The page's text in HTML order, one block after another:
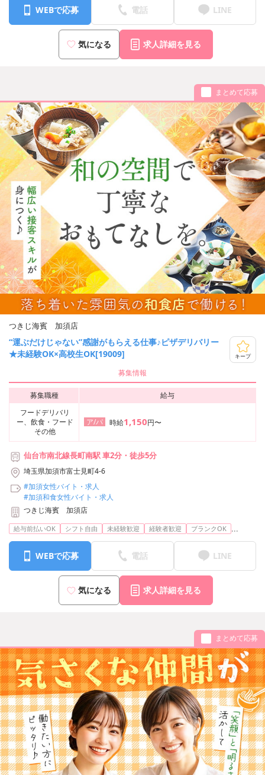
WEBで応募 電話 LINE
気になる 求人詳細を見る
まとめて応募
つきじ海賓 加須店
“運ぶだけじゃない”感謝がもらえる仕事♪ピザデリバリー
★未経験OK×高校生OK[19009]
キープ
募集情報
募集職種
給与
フードデリバリ
ー、飲食・フード
その他
ア/パ 時給1,150円〜
仙台市南北線長町南駅 車2分・徒歩5分
埼玉県加須市富士見町4-6
#加須女性バイト・求人
#加須和食女性バイト・求人
つきじ海賓 加須店
給与前払いOK シフト自由 未経験歓迎 経験者歓迎 ブランクOK ...
WEBで応募 電話 LINE
気になる 求人詳細を見る
まとめて応募